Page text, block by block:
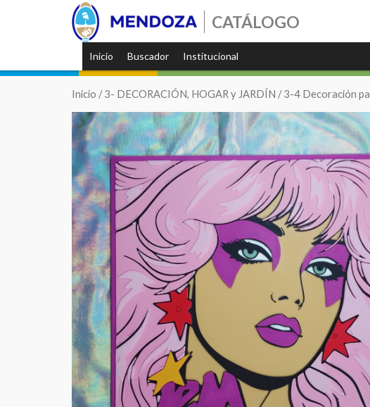
CATÁLOGO
Inicio Buscador Institucional
Inicio /3- DECORACIÓN, HOGAR y JARDÍN /3-4 Decoración